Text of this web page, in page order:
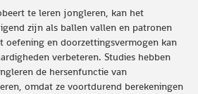
te leren jongleren, kan het
zijn als ballen vallen en patronen
oefening en doorzettingsvermogen kan
verbeteren. Studies hebben
de hersenfunctie van
omdat ze voortdurend berekeningen